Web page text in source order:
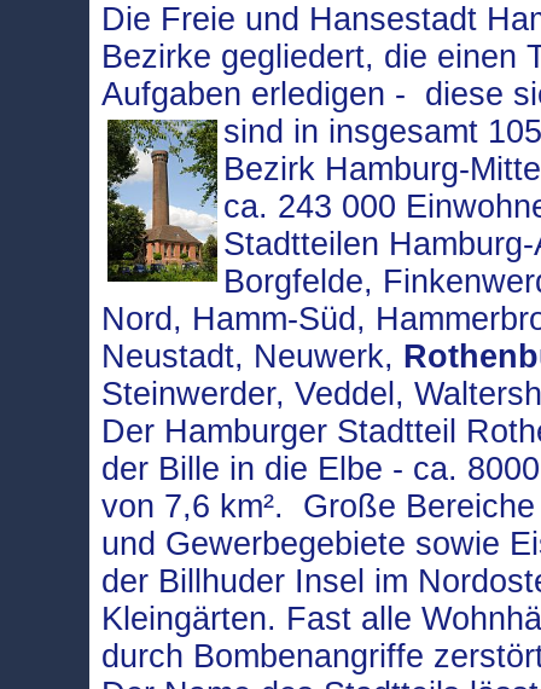
Die Freie und Hansestadt
Bezirke gegliedert, die einen
Aufgaben erledigen - diese
sind in insgesamt
Bezirk Hamburg-
ca. 243 000
Stadtteilen
Borgfelde,
Nord, Hamm-Süd,
Neustadt, Neuwerk,
Steinwerder, Veddel,
Der Hamburger Stadtteil
der Bille in die Elbe - ca.
von 7,6 km². Große
und Gewerbegebiete sowie
der Billhuder Insel im
Kleingärten. Fast alle
durch Bombenangriffe